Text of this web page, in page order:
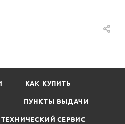
КАК КУПИТЬ
ПУНКТЫ ВЫДАЧИ
ТЕХНИЧЕСКИЙ СЕРВИС